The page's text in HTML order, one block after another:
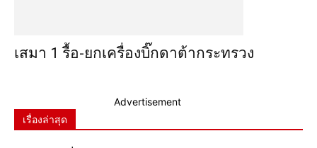
เสมา 1 รื้อ-ยกเครื่องบิ๊กดาต้ากระทรวง
Advertisement
เรื่องล่าสุด